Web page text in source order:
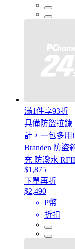
滿1件享93折
具備防盜拉鍊
計，一包多用
Branden 防盜
充 防潑水
$1,875
下單再折
$2,490
P幣
折扣